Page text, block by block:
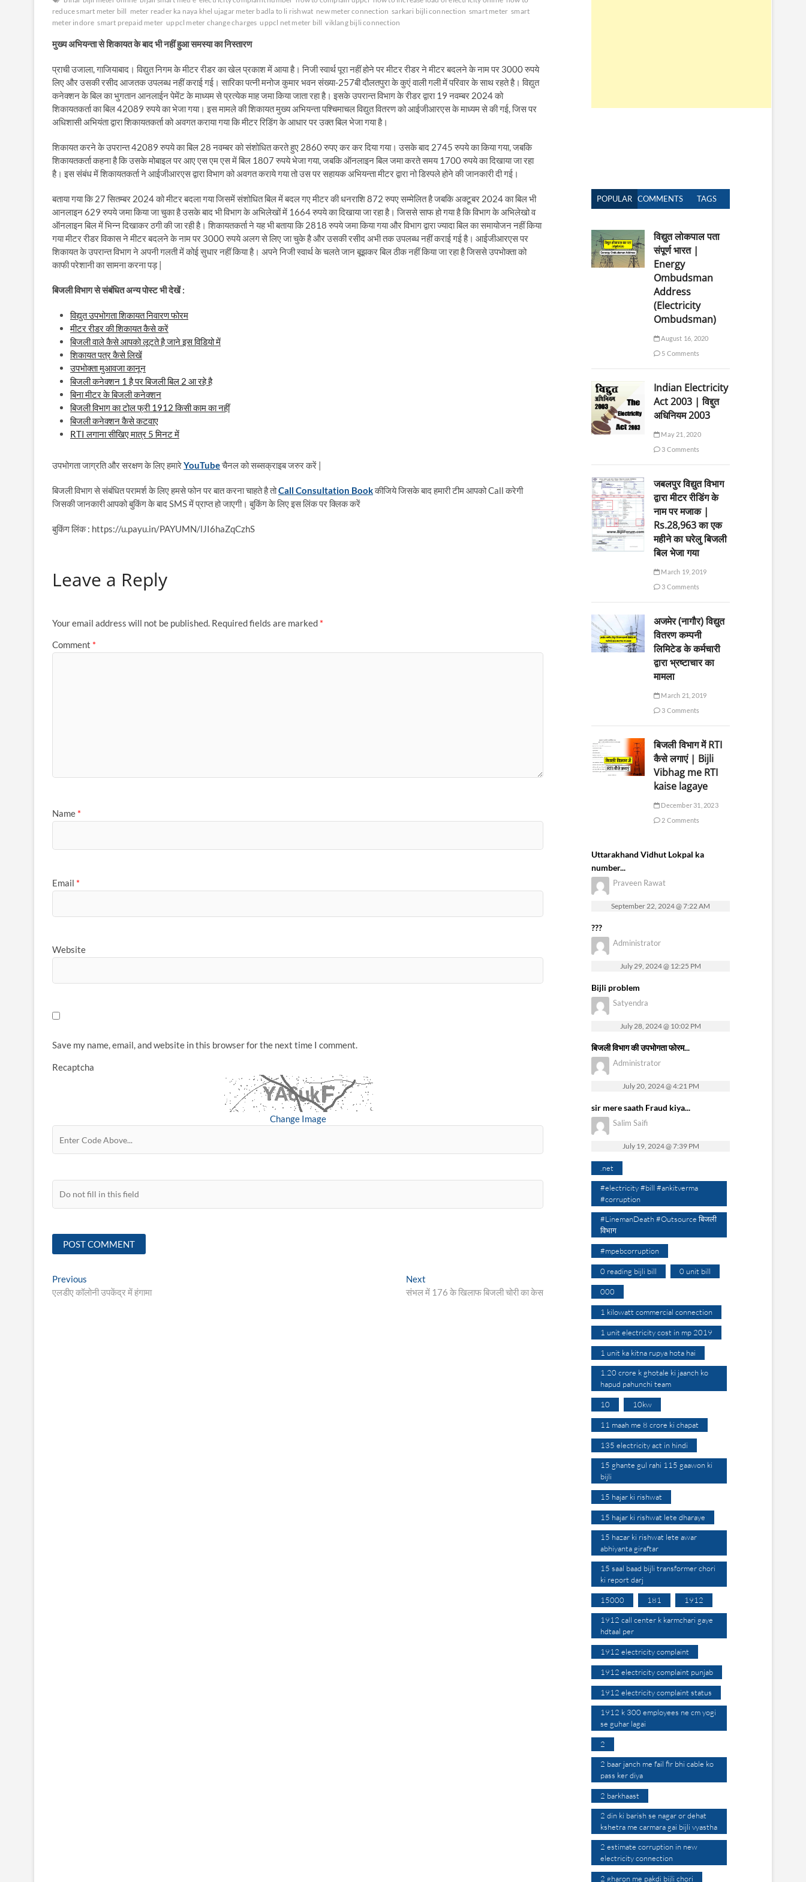
reduce smart meter bill meter reader ka naya khel ujagar meter badla to li rishwat new meter connection sarkari bijli connection smart meter smart
meter indore smart prepaid meter uppcl meter change charges uppcl net meter bill viklang bijli connection
मुख्यअभियन्तासेशिकायतकेबादभीनहींहुआसमस्याकानिस्तारण
प्राची उजाला, गाजियाबाद। विद्युत निगम के मीटर रीडर का खेल प्रकाश में आया है। निजी स्वार्थ पूरा नहीं होने पर मीटर रीडर ने मीटर बदलने के नाम पर 3000 रुपये
लिए और उसकी रसीद आजतक उपलब्ध नहीं कराई गई। सारिका पत्नी मनोज कुमार भवन संख्या-257बी दौलतपुरा के कुएं वाली गली में परिवार के साथ रहते है। विद्युत
कनेक्शन के बिल का भुगतान आनलाईन पेमेंट के माध्यम से प्रत्येक माह जमा किया जाता रहा है। इसके उपरान्त विभाग के रीडर द्वारा 19 नवम्बर 2024 को
शिकायतकर्ता का बिल 42089 रुपये का भेजा गया। इस मामले की शिकायत मुख्य अभियन्ता पश्चिमाचल विद्युत वितरण को आईजीआरएस के माध्यम से की गई, जिस पर
अधिशासी अभियंता द्वारा शिकायतकर्ता को अवगत कराया गया कि मीटर रिडिंग के आधार पर उक्त बिल भेजा गया है।
शिकायत करने के उपरान्त 42089 रुपये का बिल 28 नवम्बर को संशोधित करते हुए 2860 रुपए कर कर दिया गया। उसके बाद 2745 रुपये का किया गया, जबकि
शिकायतकर्ता कहना है कि उसके मोबाइल पर आए एस एम एस में बिल 1807 रुपये भेजा गया, जबकि ऑनलाइन बिल जमा करते समय 1700 रुपये का दिखाया जा रहा
है। इस संबंध में शिकायतकर्ता ने आईजीआरएस द्वारा विभाग को अवगत कराये गया तो उस पर सहायक अभियन्ता मीटर द्वारा नो डिस्पले होने की जानकारी दी गई।
बताया गया कि 27 सितम्बर 2024 को मीटर बदला गया जिसमें संशोधित बिल में बदल गए मीटर की धनराशि 872 रुपए सम्मेलित है जबकि अक्टूबर 2024 का बिल भी
आनलाइन 629 रुपये जमा किया जा चुका है उसके बाद भी विभाग के अभिलेखों में 1664 रुपये का दिखाया जा रहा है। जिससे साफ हो गया है कि विभाग के अभिलेखो व
ऑनलाइन बिल में भिन्न दिखाकर ठगी की जा रही है। शिकायतकर्ता ने यह भी बताया कि 2818 रुपये जमा किया गया और विभाग द्वारा ज्यादा बिल का समायोजन नहीं किया
गया मीटर रीडर विकास ने मीटर बदलने के नाम पर 3000 रुपये अलग से लिए जा चुके है और उसकी रसीद अभी तक उपलब्ध नहीं कराई गई है। आईजीआरएस पर
शिकायत के उपरान्त विभाग ने अपनी गलती में कोई सुधार नहीं किया है। अपने निजी स्वार्थ के चलते जान बूझकर बिल ठीक नहीं किया जा रहा है जिससे उपभोक्ता को
काफी परेशानी का सामना करना पड़ |
बिजली विभाग से संबंधित अन्य पोस्ट भी देखें :
विद्युत उपभोगता शिकायत निवारण फोरम
मीटर रीडर की शिकायत कैसे करें
बिजली वाले कैसे आपको लूटते है जाने इस विडियो में
शिकायत पत्र कैसे लिखें
उपभोक्ता मुआवजा कानून
बिजली कनेक्शन 1 है पर बिजली बिल 2 आ रहे है
बिना मीटर के बिजली कनेक्शन
बिजली विभाग का टोल फ्री 1912 किसी काम का नहीं
बिजली कनेक्शन कैसे कटवाए
RTI लगाना सीखिए मात्र 5 मिनट में
उपभोगता जाग्रति और सरक्षण के लिए हमारेYouTubeचैनल को सब्सक्राइब जरुर करें |
बिजली विभाग से संबंधित परामर्श के लिए हमसे फोन पर बात करना चाहते है तोCall Consultation Bookकीजिये जिसके बाद हमारी टीम आपको Call करेगी
जिसकी जानकारी आपको बुकिंग के बाद SMS में प्राप्त हो जाएगी। बुकिंग के लिए इस लिंक पर क्लिक करें
बुकिंग लिंक : https://u.payu.in/PAYUMN/lJI6haZqCzhS
Leave a Reply
Your email address will not be published. Required fields are marked *
Comment *
Name *
Email *
Website
Save my name, email, and website in this browser for the next time I comment.
Recaptcha
Change Image
Post
navigation
Previous
post:
एलडीए कॉलोनी उपकेंद्र में हंगामा
Next
post:
संभल में 176 के खिलाफ बिजली चोरी का केस
POPULAR COMMENTS TAGS
विद्युत लोकपाल पता
संपूर्ण भारत |
Energy
Ombudsman
Address
(Electricity
Ombudsman)
August 16, 2020
5 Comments
Indian Electricity
Act 2003 | विद्दुत
अधिनियम 2003
May 21, 2020
3 Comments
जबलपुर विद्युत विभाग
द्वारा मीटर रीडिंग के
नाम पर मजाक |
Rs.28,963 का एक
महीने का घरेलु बिजली
बिल भेजा गया
March 19, 2019
3 Comments
अजमेर (नागौर) विद्युत
वितरण कम्पनी
लिमिटेड के कर्मचारी
द्वारा भ्रष्टाचार का
मामला
March 21, 2019
3 Comments
बिजली विभाग में RTI
कैसे लगाएं | Bijli
Vibhag me RTI
kaise lagaye
December 31, 2023
2 Comments
Uttarakhand Vidhut Lokpal ka
number...
Praveen Rawat
September 22, 2024 @ 7:22 AM
???
Administrator
July 29, 2024 @ 12:25 PM
Bijli problem
Satyendra
July 28, 2024 @ 10:02 PM
बिजली विभाग की उपभोगता फोरम...
Administrator
July 20, 2024 @ 4:21 PM
sir mere saath Fraud kiya...
Salim Saifi
July 19, 2024 @ 7:39 PM
.net
#electricity #bill #ankitverma
#corruption
#LinemanDeath #Outsource बिजली
विभाग
#mpebcorruption
0 reading bijli bill 0 unit bill
000
1 kilowatt commercial connection
1 unit electricity cost in mp 2019
1 unit ka kitna rupya hota hai
1.20 crore k ghotale ki jaanch ko
hapud pahunchi team
10 10kw
11 maah me 8 crore ki chapat
135 electricity act in hindi
15 ghante gul rahi 115 gaawon ki
bijli
15 hajar ki rishwat
15 hajar ki rishwat lete dharaye
15 hazar ki rishwat lete awar
abhiyanta giraftar
15 saal baad bijli transformer chori
ki report darj
15000 181 1912
1912 call center k karmchari gaye
hdtaal per
1912 electricity complaint
1912 electricity complaint punjab
1912 electricity complaint status
1912 k 300 employees ne cm yogi
se guhar lagai
2
2 baar janch me fail fir bhi cable ko
pass ker diya
2 barkhaast
2 din ki barish se nagar or dehat
kshetra me carmara gai bijli vyastha
2 estimate corruption in new
electricity connection
2 gharon me pakdi bijli chori